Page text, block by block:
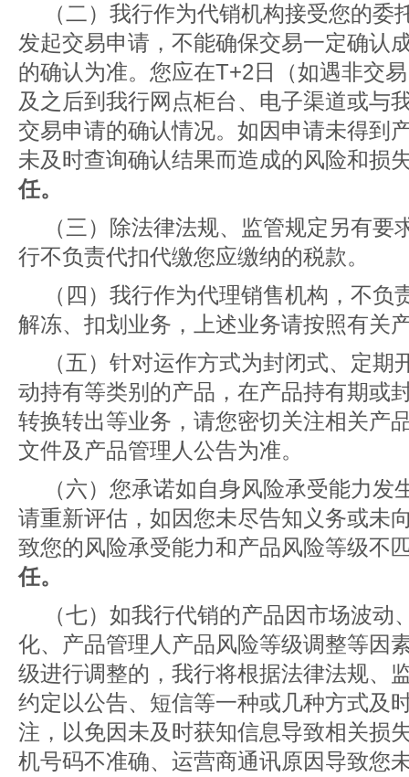
（二）我行作为代销机构接受您的
发起交易申请，不能确保交易一定确认
的确认为准。您应在T+2日（如遇非交
及之后到我行网点柜台、电子渠道或与
交易申请的确认情况。如因申请未得到
未及时查询确认结果而造成的风险和损
任。
（三）除法律法规、监管规定另有
行不负责代扣代缴您应缴纳的税款。
（四）我行作为代理销售机构，不
解冻、扣划业务，上述业务请按照有关
（五）针对运作方式为封闭式、定
动持有等类别的产品，在产品持有期或
转换转出等业务，请您密切关注相关产
文件及产品管理人公告为准。
（六）您承诺如自身风险承受能力
请重新评估，如因您未尽告知义务或未
致您的风险承受能力和产品风险等级不
任。
（七）如我行代销的产品因市场波
化、产品管理人产品风险等级调整等因
级进行调整的，我行将根据法律法规、
约定以公告、短信等一种或几种方式及
注，以免因未及时获知信息导致相关损
机号码不准确、运营商通讯原因导致您